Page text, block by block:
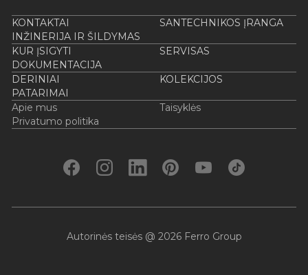
KONTAKTAI
SANTECHNIKOS ĮRANGA
INŽINERIJA IR ŠILDYMAS
KUR ĮSIGYTI
SERVISAS
DOKUMENTACIJA
DERINIAI
KOLEKCIJOS
PATARIMAI
Apie mus
Taisyklės
Privatumo politika
Autorinės teisės @ 2026 Ferro Group